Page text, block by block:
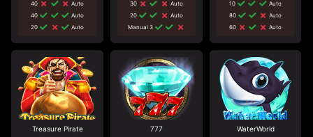
40
Auto
40
Auto
20
Auto
30
Auto
20
Auto
Manual 3
10
Auto
80
Auto
60
Auto
Treasure Pirate 777 WaterWorld